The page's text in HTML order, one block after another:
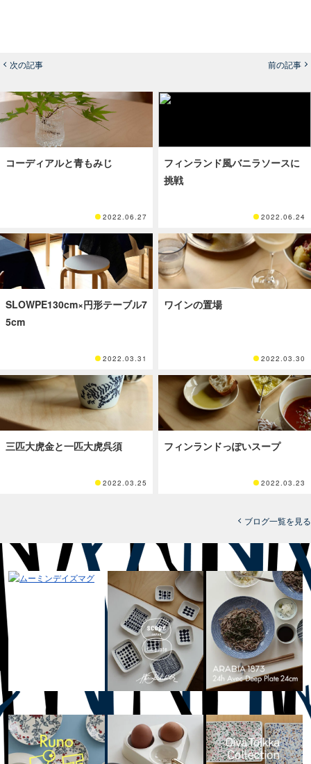
次の記事 前の記事
コーディアルと青もみじ
2022.06.27
フィンランド風バニラソースに
挑戦
2022.06.24
SLOWPE130cm×円形テーブル7
5cm
2022.03.31
ワインの置場
2022.03.30
三匹大虎金と一匹大虎呉須
2022.03.25
フィンランドっぽいスープ
2022.03.23
ブログ一覧を見る